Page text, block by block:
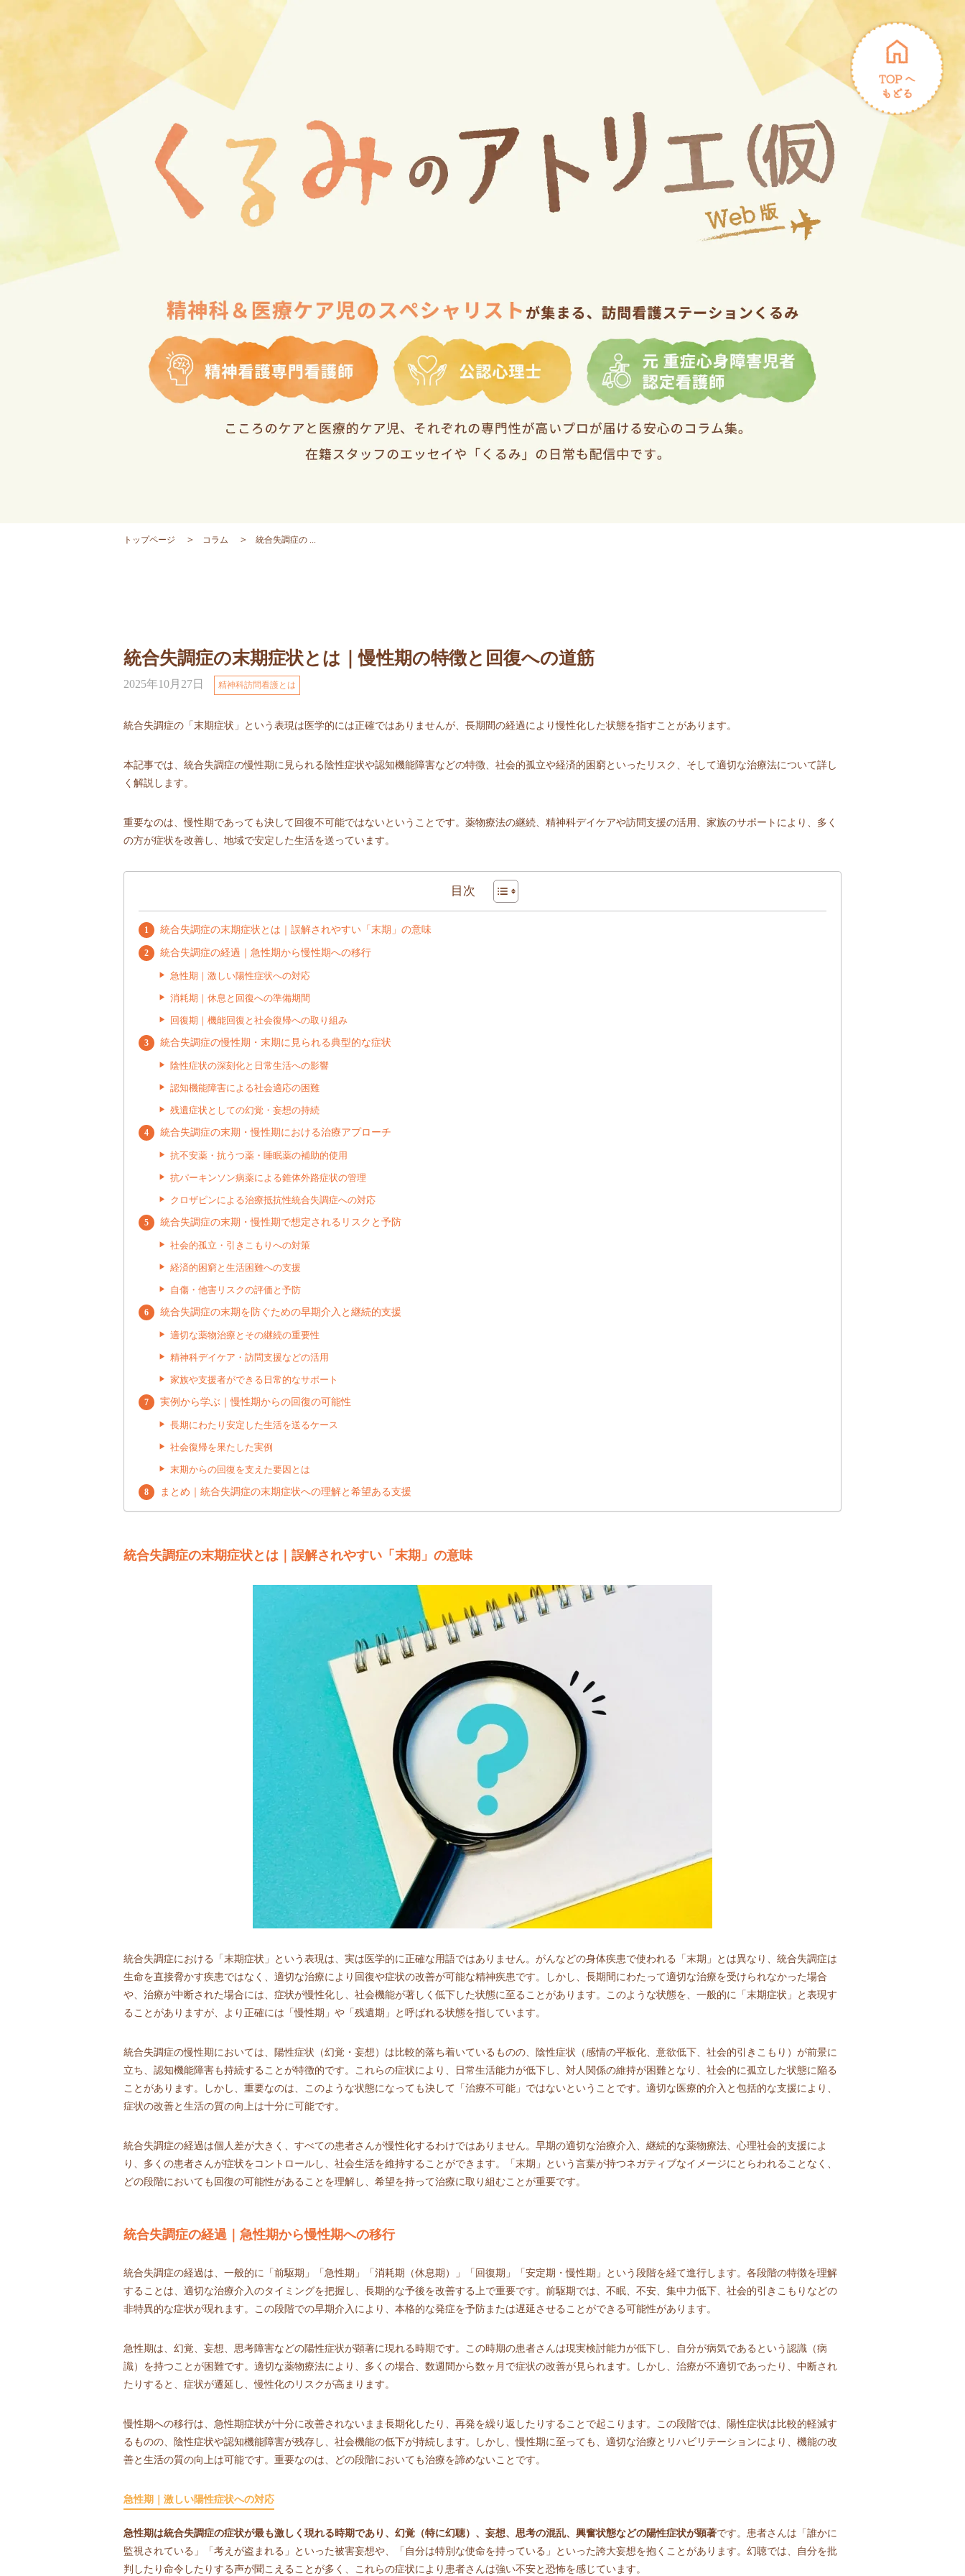
トップページ コラム 統合失調症の ...
統合失調症の末期症状とは｜慢性期の特徴と回復への道筋
2025年10月27日 精神科訪問看護とは
統合失調症の「末期症状」という表現は医学的には正確ではありませんが、長期間の経過により慢性化した状態を指すことがあります。
本記事では、統合失調症の慢性期に見られる陰性症状や認知機能障害などの特徴、社会的孤立や経済的困窮といったリスク、そして適切な治療法について詳し
く解説します。
重要なのは、慢性期であっても決して回復不可能ではないということです。薬物療法の継続、精神科デイケアや訪問支援の活用、家族のサポートにより、多く
の方が症状を改善し、地域で安定した生活を送っています。
目次
統合失調症の末期症状とは｜誤解されやすい「末期」の意味
統合失調症の経過｜急性期から慢性期への移行
急性期｜激しい陽性症状への対応
消耗期｜休息と回復への準備期間
回復期｜機能回復と社会復帰への取り組み
統合失調症の慢性期・末期に見られる典型的な症状
陰性症状の深刻化と日常生活への影響
認知機能障害による社会適応の困難
残遺症状としての幻覚・妄想の持続
統合失調症の末期・慢性期における治療アプローチ
抗不安薬・抗うつ薬・睡眠薬の補助的使用
抗パーキンソン病薬による錐体外路症状の管理
クロザピンによる治療抵抗性統合失調症への対応
統合失調症の末期・慢性期で想定されるリスクと予防
社会的孤立・引きこもりへの対策
経済的困窮と生活困難への支援
自傷・他害リスクの評価と予防
統合失調症の末期を防ぐための早期介入と継続的支援
適切な薬物治療とその継続の重要性
精神科デイケア・訪問支援などの活用
家族や支援者ができる日常的なサポート
実例から学ぶ｜慢性期からの回復の可能性
長期にわたり安定した生活を送るケース
社会復帰を果たした実例
末期からの回復を支えた要因とは
まとめ｜統合失調症の末期症状への理解と希望ある支援
統合失調症の末期症状とは｜誤解されやすい「末期」の意味
統合失調症における「末期症状」という表現は、実は医学的に正確な用語ではありません。がんなどの身体疾患で使われる「末期」とは異なり、統合失調症は
生命を直接脅かす疾患ではなく、適切な治療により回復や症状の改善が可能な精神疾患です。しかし、長期間にわたって適切な治療を受けられなかった場合
や、治療が中断された場合には、症状が慢性化し、社会機能が著しく低下した状態に至ることがあります。このような状態を、一般的に「末期症状」と表現す
ることがありますが、より正確には「慢性期」や「残遺期」と呼ばれる状態を指しています。
統合失調症の慢性期においては、陽性症状（幻覚・妄想）は比較的落ち着いているものの、陰性症状（感情の平板化、意欲低下、社会的引きこもり）が前景に
立ち、認知機能障害も持続することが特徴的です。これらの症状により、日常生活能力が低下し、対人関係の維持が困難となり、社会的に孤立した状態に陥る
ことがあります。しかし、重要なのは、このような状態になっても決して「治療不可能」ではないということです。適切な医療的介入と包括的な支援により、
症状の改善と生活の質の向上は十分に可能です。
統合失調症の経過は個人差が大きく、すべての患者さんが慢性化するわけではありません。早期の適切な治療介入、継続的な薬物療法、心理社会的支援によ
り、多くの患者さんが症状をコントロールし、社会生活を維持することができます。「末期」という言葉が持つネガティブなイメージにとらわれることなく、
どの段階においても回復の可能性があることを理解し、希望を持って治療に取り組むことが重要です。
統合失調症の経過｜急性期から慢性期への移行
統合失調症の経過は、一般的に「前駆期」「急性期」「消耗期（休息期）」「回復期」「安定期・慢性期」という段階を経て進行します。各段階の特徴を理解
することは、適切な治療介入のタイミングを把握し、長期的な予後を改善する上で重要です。前駆期では、不眠、不安、集中力低下、社会的引きこもりなどの
非特異的な症状が現れます。この段階での早期介入により、本格的な発症を予防または遅延させることができる可能性があります。
急性期は、幻覚、妄想、思考障害などの陽性症状が顕著に現れる時期です。この時期の患者さんは現実検討能力が低下し、自分が病気であるという認識（病
識）を持つことが困難です。適切な薬物療法により、多くの場合、数週間から数ヶ月で症状の改善が見られます。しかし、治療が不適切であったり、中断され
たりすると、症状が遷延し、慢性化のリスクが高まります。
慢性期への移行は、急性期症状が十分に改善されないまま長期化したり、再発を繰り返したりすることで起こります。この段階では、陽性症状は比較的軽減す
るものの、陰性症状や認知機能障害が残存し、社会機能の低下が持続します。しかし、慢性期に至っても、適切な治療とリハビリテーションにより、機能の改
善と生活の質の向上は可能です。重要なのは、どの段階においても治療を諦めないことです。
急性期｜激しい陽性症状への対応
急性期は統合失調症の症状が最も激しく現れる時期であり、幻覚（特に幻聴）、妄想、思考の混乱、興奮状態などの陽性症状が顕著です。患者さんは「誰かに
監視されている」「考えが盗まれる」といった被害妄想や、「自分は特別な使命を持っている」といった誇大妄想を抱くことがあります。幻聴では、自分を批
判したり命令したりする声が聞こえることが多く、これらの症状により患者さんは強い不安と恐怖を感じています。